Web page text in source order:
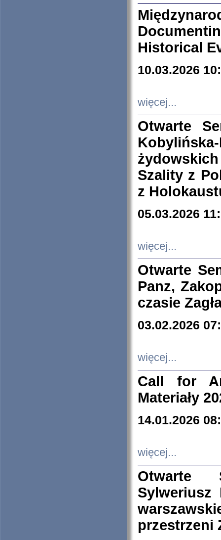
Historical
10.03.2026
więcej...
Otwarte
Szality z
z
05.03.2026
więcej...
Otwarte
Panz,
czasie
03.02.2026
więcej...
Call for
Materiały
14.01.2026
więcej...
Otwarte
Sylweriusz
przestrzeni